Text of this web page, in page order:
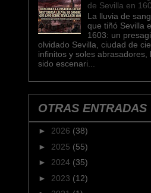
de Sevilla en
La lluvia de
que tiñó Sevilla
1603: un
olvidado Sevilla, ciudad de
infinitos y soles abrasadores,
sido escenari...
OTRAS ENTRADAS
► 2026 (38)
► 2025 (55)
► 2024 (35)
► 2023 (12)